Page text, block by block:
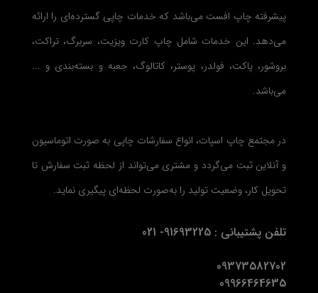
پیشرفته چاپ افست می‌باشد که خدمات چاپی گسترده‌ای را ارائه
می‌دهد. این خدمات شامل چاپ کارت ویزیت، سربرگ، تراکت،
بروشور، پاکت، فولدر، پوستر، کاتالوگ، جعبه و بسته‌بندی و ...
می‌باشد.
در مجتمع چاپ اسپات، انواع سفارشات چاپی به صورت اتوماسیون
و آنلاین ثبت می‌گردد و مشتری می‌تواند از لحظه ثبت سفارش تا
تحویل کار، وضعیت تولید را به‌صورت لحظه‌ای پیگیری نماید.
تلفن پشتیبانی : 91693225- 021
09373582702
09966464635